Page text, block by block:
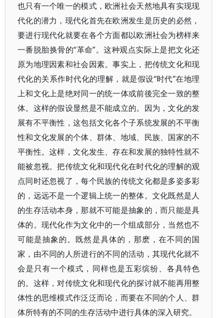
也只有一个唯一的模式，欧洲社会天然地具有实现现
代化的潜力，现代化首先在欧洲发生是历史的必然，
要进行现代化就要在各个方面都以欧洲社会为榜样来
一番脱胎换骨的“革命”。这种观点实际上是把文化还
原为地理因素和社会因素。事实上，把传统文化和现
代化的关系作时代化的理解，就是假设“时代”在地理
上和文化上是绝对同一的统一体或前後完全一致的整
体。这样的假设显然是不能成立的。因为，文化的发
展有不平衡性，这包括文化各个子系统发展的不平衡
性和文化发展的个体、群体、地域、民族、国家的不
平衡性。这样，文化发生、存在和发展的独特性就不
能被忽视。把传统文化和现代化在时代化的理解的观
点同时还忽视了，每个民族的传统文化都是多姿多彩
的，远远不是一个逻辑上统一的整体。文化既然是人
的生存活动本身，那就不可能是抽象的，而只能是具
体的。现代化作为文化中的一个组成部分，当然也不
可能是抽象的。既然是具体的，那麽，在不同的国
家，由不同的人所进行的不同的活动，其现代化就不
会是只有一个模式，同样也是五彩缤纷、各具特色
的。这样，对传统文化和现代化的探讨就不能再用整
体性的思维模式作泛泛而论，而要在不同的个人、群
体所特有的不同的生存活动中进行具体的深入研究。